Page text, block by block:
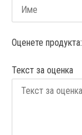
Оценете продукта:
Текст за оценка